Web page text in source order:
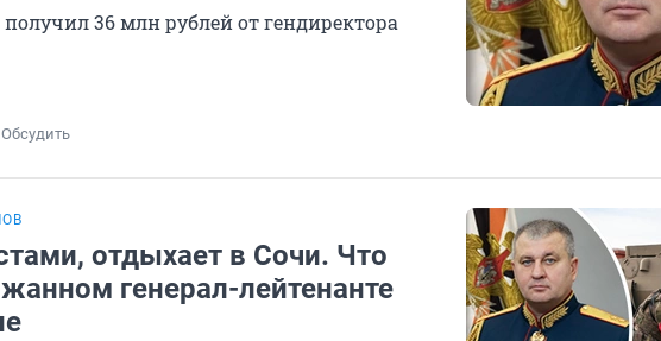
36 млн рублей от гендиректора
Обсудить
отдыхает в Сочи. Что
генерал-лейтенанте